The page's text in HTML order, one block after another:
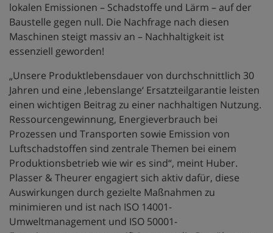
lokalen Emissionen – Schadstoffe und Lärm – auf der
Baustelle gegen null. Die Nachfrage nach diesen
Maschinen steigt massiv an – Nachhaltigkeit ist
essenziell geworden!
„Unsere Produktlebensdauer von durchschnittlich 30
Jahren und eine ‚lebenslange‘ Ersatzteilgarantie leisten
einen wichtigen Beitrag zu einer nachhaltigen Nutzung.
Ressourcengewinnung, Energieverbrauch bei
Prozessen und Transporten sowie Emission von
Luftschadstoffen sind zentrale Themen bei einem
Produktionsbetrieb wie wir es sind“, meint Huber.
Plasser & Theurer engagiert sich aktiv dafür, diese
Auswirkungen durch gezielte Maßnahmen zu
minimieren und ist nach ISO 14001-
Umweltmanagement und ISO 50001-